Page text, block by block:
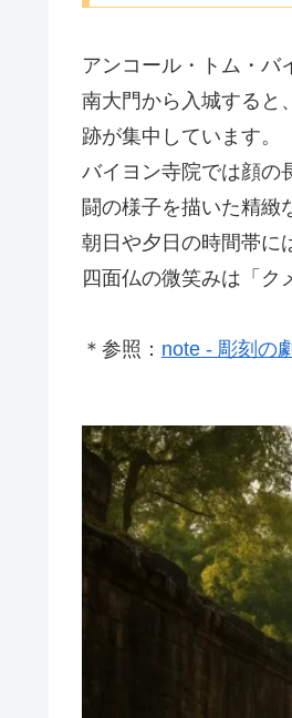
アンコール・トム・バ
南大門から入城すると
跡が集中しています。
バイヨン寺院では顔の
闘の様子を描いた精緻
朝日や夕日の時間帯に
四面仏の微笑みは「ク
＊参照： note - 彫刻の